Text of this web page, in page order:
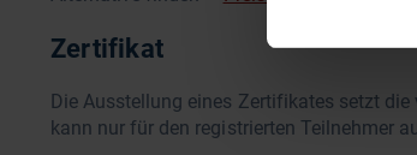
Zertifikat
Die Ausstellung eines Zertifikates setzt
kann nur für den registrierten Teilnehmer